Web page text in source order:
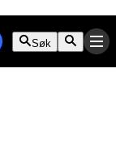
Søk